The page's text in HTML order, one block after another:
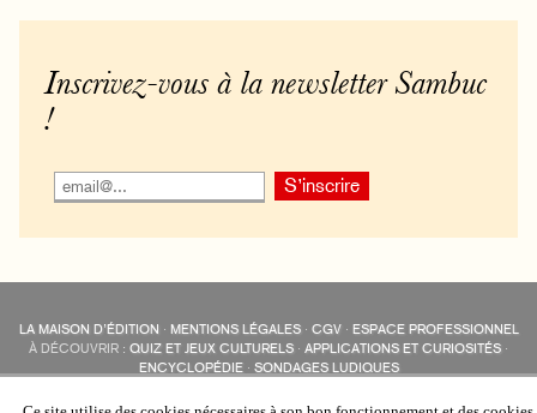
Inscrivez-vous à la newsletter Sambuc
!
LA MAISON D’ÉDITION · MENTIONS LÉGALES· CGV· ESPACE PROFESSIONNEL
À DÉCOUVRIR : QUIZ ET JEUX CULTURELS · APPLICATIONS ET CURIOSITÉS ·
ENCYCLOPÉDIE· SONDAGES LUDIQUES
COLLECTIONS :SAMBUC·ÉDISOLUM·REVUE LITTÉRAIREL’EAU-FORTE